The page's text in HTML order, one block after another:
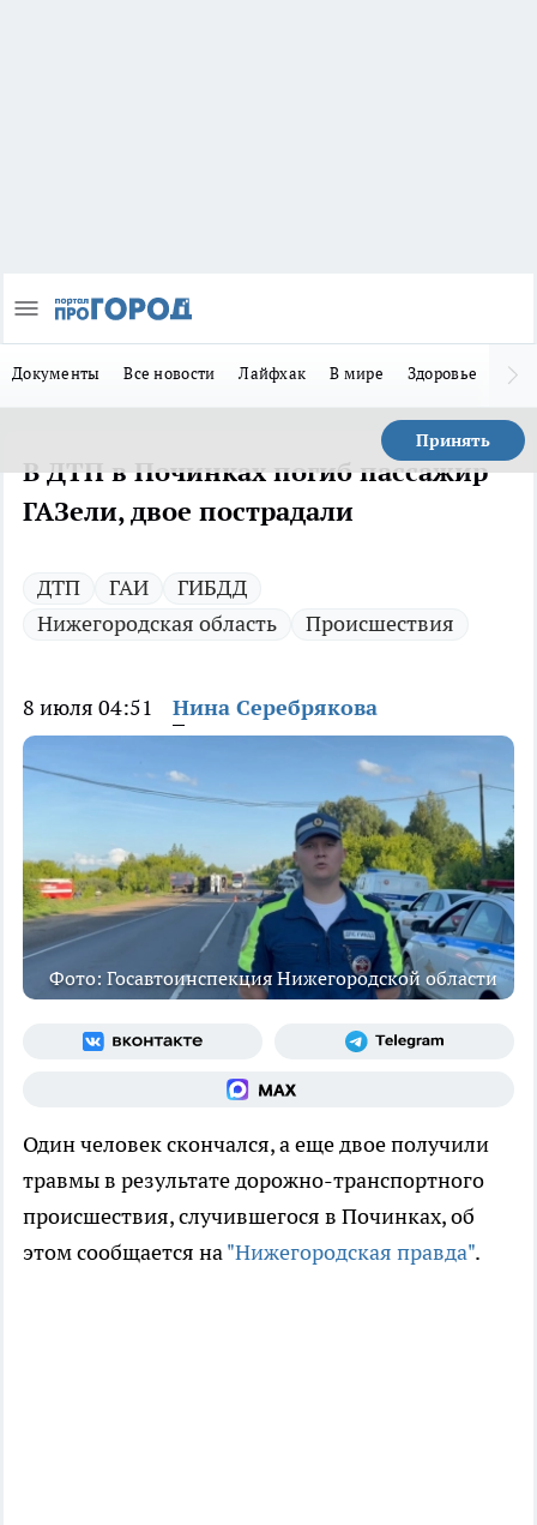
Документы Все новости Лайфхак В мире Здоровье
Принять
В ДТП в Починках погиб пассажир
ГАЗели, двое пострадали
ДТП ГАИ
ГИБДД
Нижегородская область
Происшествия
8 июля 04:51 Нина Серебрякова
Фото: Госавтоинспекция Нижегородской области
Один человек скончался, а еще двое получили
травмы в результате дорожно-транспортного
происшествия, случившегося в Починках, об
этом сообщается на"Нижегородская правда".